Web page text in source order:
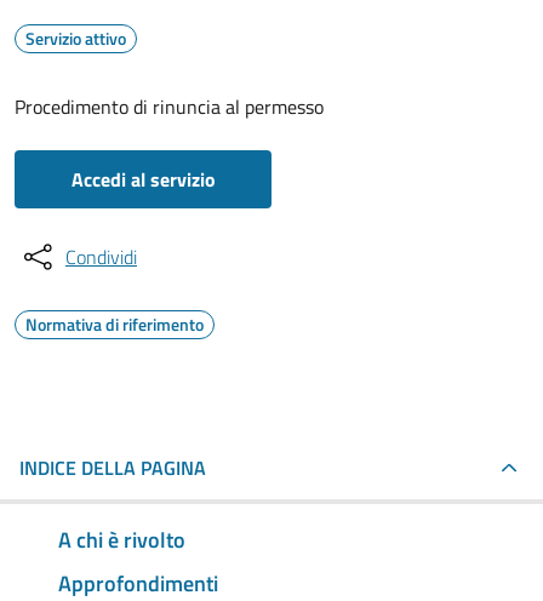
Servizio attivo
Procedimento di rinuncia al permesso
Accedi al servizio
Condividi
Normativa di riferimento
INDICE DELLA PAGINA
A chi è rivolto
Approfondimenti